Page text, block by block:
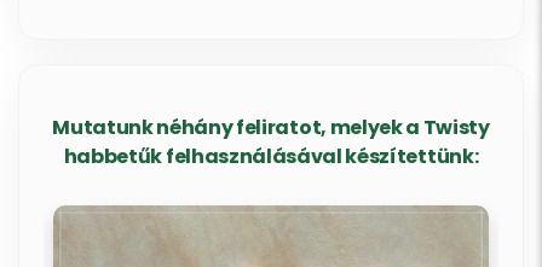
Mutatunk néhány feliratot, melyek a Twisty
habbetűk felhasználásával készítettünk: